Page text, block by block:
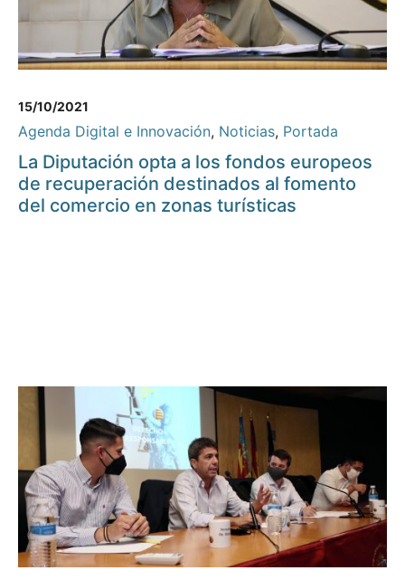
15/10/2021
Agenda Digital e Innovación, Noticias, Portada
La Diputación opta a los fondos europeos
de recuperación destinados al fomento
del comercio en zonas turísticas